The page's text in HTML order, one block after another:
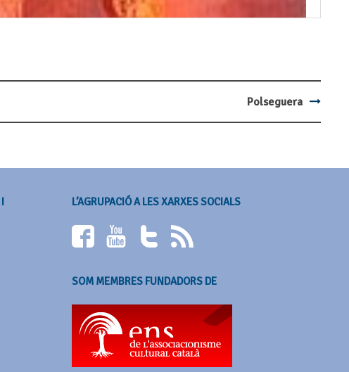
Polseguera
L’AGRUPACIÓ A LES XARXES SOCIALS
SOM MEMBRES FUNDADORS DE